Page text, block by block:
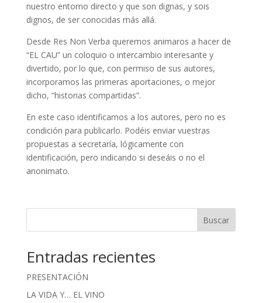
nuestro entorno directo y que son dignas, y sois
dignos, de ser conocidas más allá.
Desde Res Non Verba queremos animaros a hacer de
“EL CAU” un coloquio o intercambio interesante y
divertido, por lo que, con permiso de sus autores,
incorporamos las primeras aportaciones, o mejor
dicho, “historias compartidas”.
En este caso identificamos a los autores, pero no es
condición para publicarlo. Podéis enviar vuestras
propuestas a secretaría, lógicamente con
identificación, pero indicando si deseáis o no el
anonimato.
Buscar
Entradas recientes
PRESENTACIÓN
LA VIDA Y… EL VINO